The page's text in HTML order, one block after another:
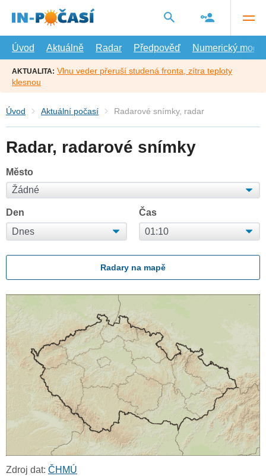
hlavní
Úvod
Aktuálně Radar Předpověď Numerický model
AKTUALITA: Vlnu veder přeruší studená fronta, zítra teploty
klesnou
Úvod Aktuální počasí Radarové snímky, radar
Radar, radarové snímky
Město
Den Čas
Radary na mapě
Zdroj dat: ČHMÚ